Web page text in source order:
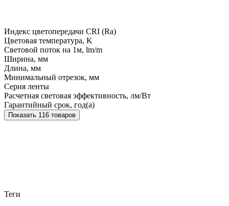
Индекс цветопередачи CRI (Ra)
Цветовая температура, K
Световой поток на 1м, lm/m
Ширина, мм
Длина, мм
Минимальный отрезок, мм
Серия ленты
Расчетная световая эффективность, лм/Вт
Гарантийный срок, год(а)
Показать 116 товаров
Теги